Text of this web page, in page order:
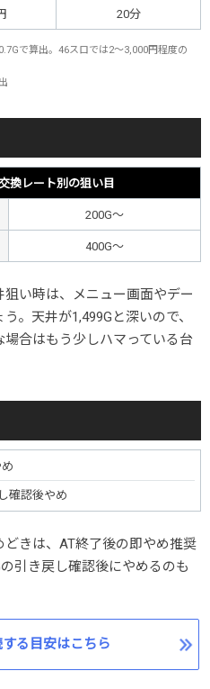
20分
で算出。46スロでは2～3,000円程度の
換レート別の狙い目
200G～
400G～
い時は、メニュー画面やデー
。天井が1,499Gと深いので、
合はもう少しハマっている台
確認後やめ
きは、AT終了後の即やめ推奨
引き戻し確認後にやめるのも
る目安はこちら